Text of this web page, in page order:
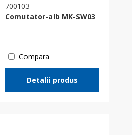
700103
Comutator-alb MK-SW03
Compara
Detalii produs